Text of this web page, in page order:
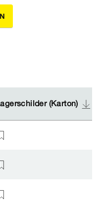
(Karton)
(Karton)